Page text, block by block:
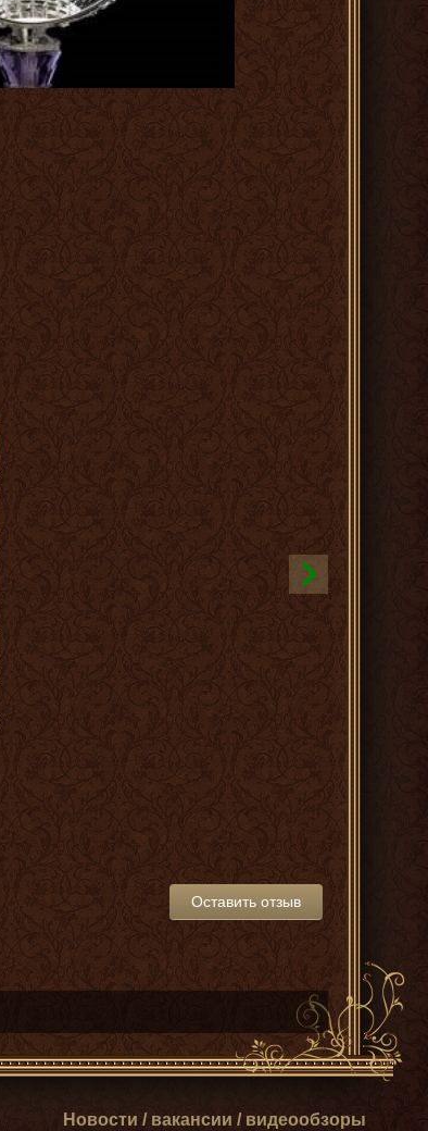
Оставить отзыв
Новости / вакансии / видеообзоры